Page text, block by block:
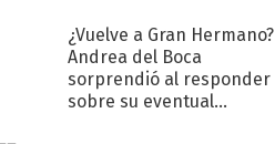
¿Vuelve a Gran Hermano?
Andrea del Boca
sorprendió al responder
sobre su eventual